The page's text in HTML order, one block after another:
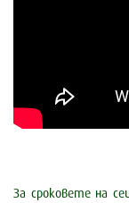
За сроковете на